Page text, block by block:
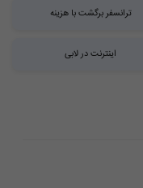
ترانسفر برگشت با هزینه
اینترنت در لابی